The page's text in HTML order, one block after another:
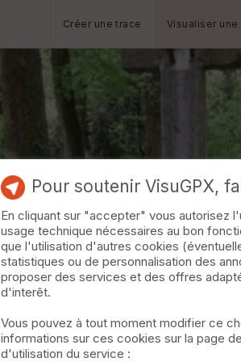
Créer une trace Visualiser une
Pour soutenir VisuGPX,
En cliquant sur "accepter" vous autorisez
usage technique nécessaires au bon
que l'utilisation d'autres cookies
statistiques ou de personnalisation des
proposer des services et des offres
d'interêt.
Vous pouvez à tout moment modifier ce
informations sur ces cookies sur la page
d'utilisation du service :